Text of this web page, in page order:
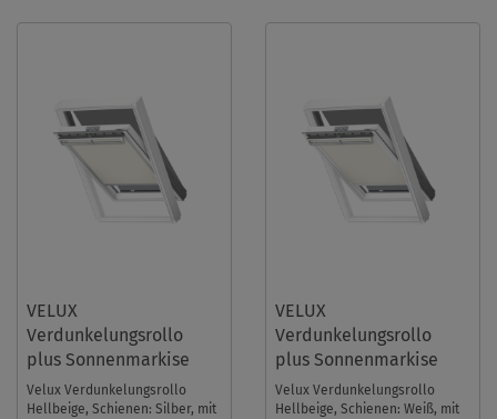
VELUX
Verdunkelungsrollo
plus Sonnenmarkise
DOP MK04 1085S
Velux Verdunkelungsrollo
Hellbeige, Schienen: Silber, mit
VELUX
Verdunkelungsrollo
plus Sonnenmarkise
DOP MK04 1085SWL
Velux Verdunkelungsrollo
Hellbeige, Schienen: Weiß, mit